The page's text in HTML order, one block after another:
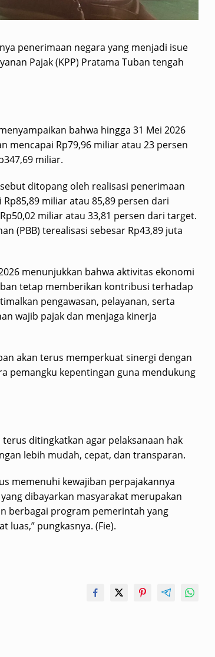
penerimaan negara yang menjadi isue
Pajak (KPP) Pratama Tuban tengah
bahwa hingga 31 Mei 2026
mencapai Rp79,96 miliar atau 23 persen
miliar.
ditopang oleh realisasi penerimaan
miliar atau 85,89 persen dari
miliar atau 33,81 persen dari target.
(PBB) terealisasi sebesar Rp43,89 juta
menunjukkan bahwa aktivitas ekonomi
tetap memberikan kontribusi terhadap
pengawasan, pelayanan, serta
wajib pajak dan menjaga kinerja
akan terus memperkuat sinergi dengan
pemangku kepentingan guna mendukung
ditingkatkan agar pelaksanaan hak
lebih mudah, cepat, dan transparan.
memenuhi kewajiban perpajakannya
dibayarkan masyarakat merupakan
berbagai program pemerintah yang
luas,” pungkasnya. (Fie).